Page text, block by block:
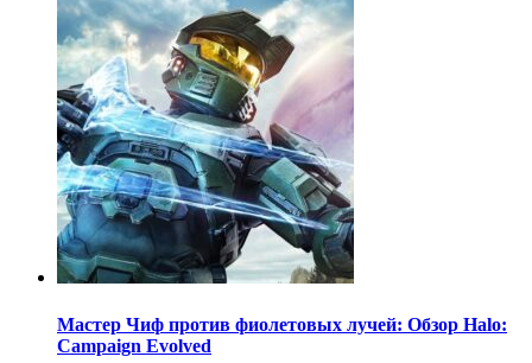
Мастер Чиф против фиолетовых лучей: Обзор Halo:
Campaign Evolved